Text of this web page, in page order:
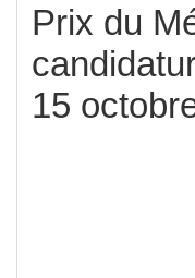
Prix du
15